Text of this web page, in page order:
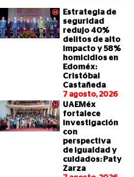
Estrategia de
seguridad
redujo 40%
delitos de alto
impacto y 58%
homicidios en
Edoméx:
Cristóbal
Castañeda
7 agosto, 2026
UAEMéx
fortalece
investigación
con
perspectiva
de igualdad y
cuidados: Paty
Zarza